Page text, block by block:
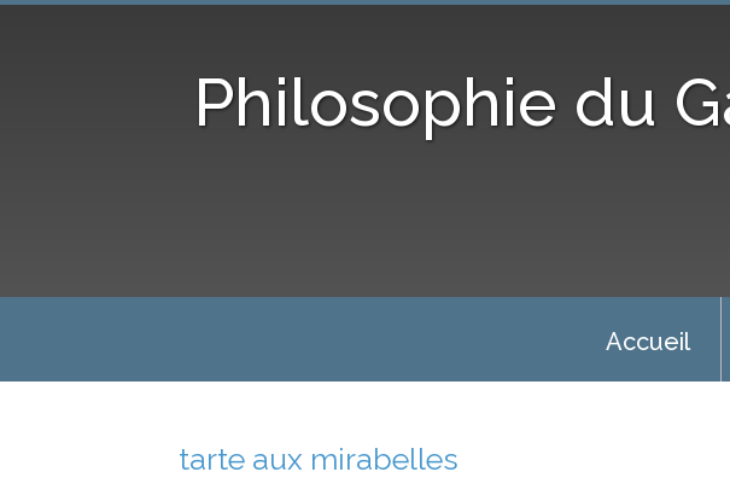
Philosophie du
Accueil
tarte aux mirabelles